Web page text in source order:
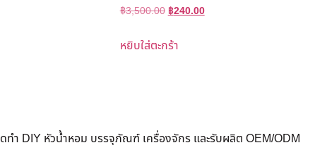
฿3,500.00 ฿240.00
หยิบใส่ตะกร้า
ำ DIY หัวน้ำหอม บรรจุภัณฑ์ เครื่องจักร และรับผลิต OEM/ODM